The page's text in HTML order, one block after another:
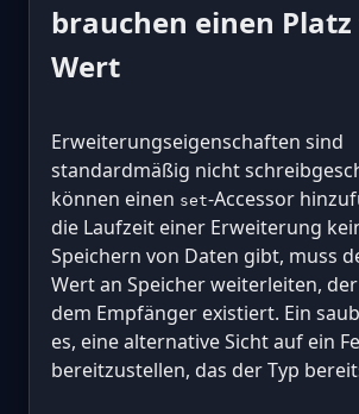
brauchen einen
Wert
Erweiterungseigenschaften sind
standardmäßig nicht
können einen set-Accessor
die Laufzeit einer Erweiterung
Speichern von Daten gibt, muss
Wert an Speicher weiterleiten,
dem Empfänger existiert. Ein
es, eine alternative Sicht auf ein
bereitzustellen, das der Typ